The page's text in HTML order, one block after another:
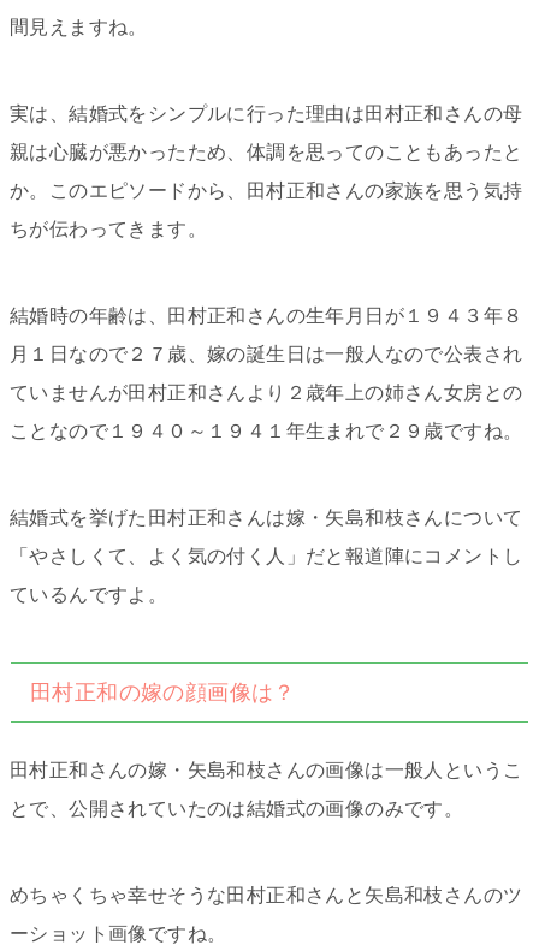
間見えますね。
実は、結婚式をシンプルに行った理由は田村正和さんの母
親は心臓が悪かったため、体調を思ってのこともあったと
か。このエピソードから、田村正和さんの家族を思う気持
ちが伝わってきます。
結婚時の年齢は、田村正和さんの生年月日が１９４３年８
月１日なので２７歳、嫁の誕生日は一般人なので公表され
ていませんが田村正和さんより２歳年上の姉さん女房との
ことなので１９４０～１９４１年生まれで２９歳ですね。
結婚式を挙げた田村正和さんは嫁・矢島和枝さんについて
「やさしくて、よく気の付く人」だと報道陣にコメントし
ているんですよ。
田村正和の嫁の顔画像は？
田村正和さんの嫁・矢島和枝さんの画像は一般人というこ
とで、公開されていたのは結婚式の画像のみです。
めちゃくちゃ幸せそうな田村正和さんと矢島和枝さんのツ
ーショット画像ですね。